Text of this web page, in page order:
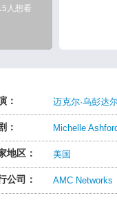
人想看
： 迈克尔·乌彭达
： Michelle
地区： 美国
公司： AMC Networks